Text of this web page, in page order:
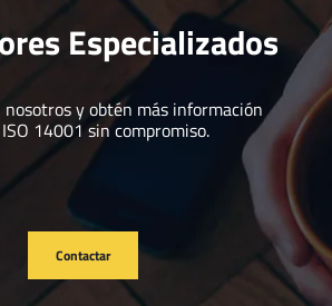
Especializados
nosotros y obtén más información
14001 sin compromiso.
Contactar